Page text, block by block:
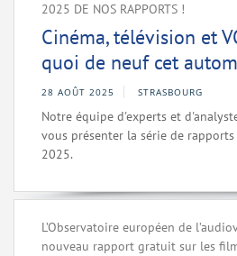
2025 DE NOS RAPPORTS !
Cinéma, télévision et
quoi de neuf cet
28 AOÛT 2025 STRASBOURG
Notre équipe d'experts et
vous présenter la série de rapports
2025.
L’Observatoire européen de
nouveau rapport gratuit sur les